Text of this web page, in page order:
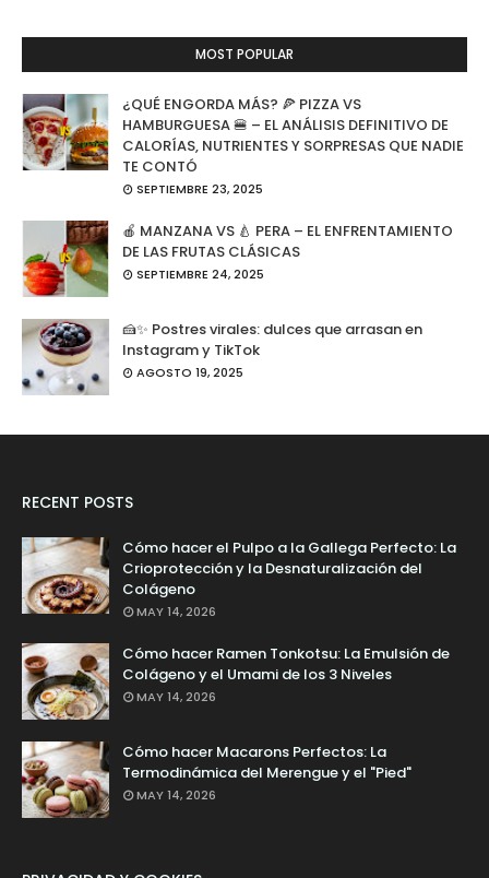
MOST POPULAR
¿QUÉ ENGORDA MÁS? 🍕 PIZZA VS
HAMBURGUESA 🍔 – EL ANÁLISIS DEFINITIVO DE
CALORÍAS, NUTRIENTES Y SORPRESAS QUE NADIE
TE CONTÓ
SEPTIEMBRE 23, 2025
🍎 MANZANA VS 🍐 PERA – EL ENFRENTAMIENTO
DE LAS FRUTAS CLÁSICAS
SEPTIEMBRE 24, 2025
🍰✨ Postres virales: dulces que arrasan en
Instagram y TikTok
AGOSTO 19, 2025
RECENT POSTS
Cómo hacer el Pulpo a la Gallega Perfecto: La
Crioprotección y la Desnaturalización del
Colágeno
MAY 14, 2026
Cómo hacer Ramen Tonkotsu: La Emulsión de
Colágeno y el Umami de los 3 Niveles
MAY 14, 2026
Cómo hacer Macarons Perfectos: La
Termodinámica del Merengue y el "Pied"
MAY 14, 2026